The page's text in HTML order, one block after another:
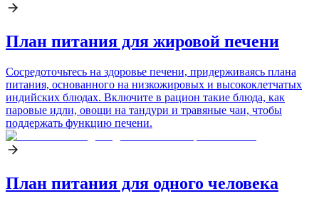
План питания для жировой печени
Сосредоточьтесь на здоровье печени, придерживаясь плана
питания, основанного на низкожировых и высококлетчатых
индийских блюдах. Включите в рацион такие блюда, как
паровые идли, овощи на тандури и травяные чаи, чтобы
поддержать функцию печени.
План питания для одного человека